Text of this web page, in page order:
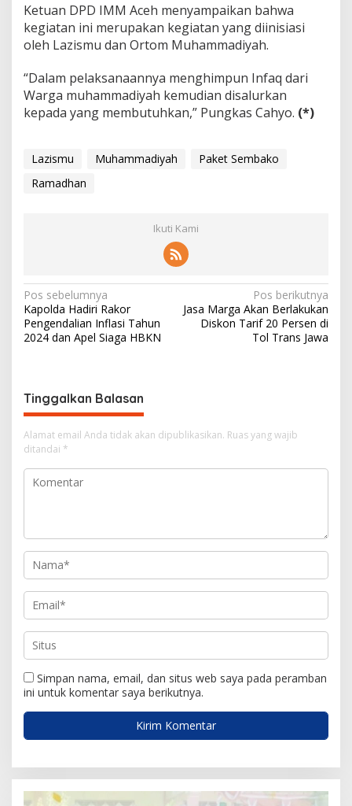
Ketuan DPD IMM Aceh menyampaikan bahwa
kegiatan ini merupakan kegiatan yang diinisiasi
oleh Lazismu dan Ortom Muhammadiyah.
“Dalam pelaksanaannya menghimpun Infaq dari
Warga muhammadiyah kemudian disalurkan
kepada yang membutuhkan,” Pungkas Cahyo. (*)
Lazismu Muhammadiyah
Paket Sembako
Ramadhan
Ikuti Kami
N
a
v
a
s
i
p
Pos sebelumnya
Kapolda Hadiri Rakor
Pengendalian Inflasi Tahun
2024 dan Apel Siaga HBKN
Pos berikutnya
Jasa Marga Akan Berlakukan
Diskon Tarif 20 Persen di
Tol Trans Jawa
Tinggalkan Balasan
Alamat email Anda tidak akan dipublikasikan. Ruas yang wajib
ditandai *
Simpan nama, email, dan situs web saya pada peramban
ini untuk komentar saya berikutnya.